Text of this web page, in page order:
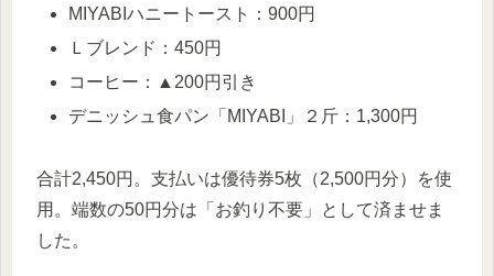
MIYABIハニートースト：900円
Ｌブレンド：450円
コーヒー：▲200円引き
デニッシュ食パン「MIYABI」２斤：1,300円
合計2,450円。支払いは優待券5枚（2,500円分）を使
用。端数の50円分は「お釣り不要」として済ませま
した。